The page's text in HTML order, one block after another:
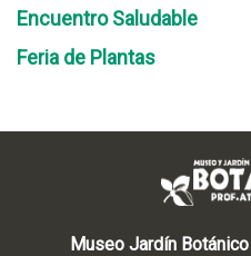
Encuentro Saludable
Feria de Plantas
Museo Jardín